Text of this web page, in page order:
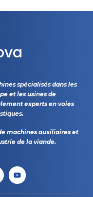
spécialisés dans les
et les usines de
experts en voies
machines auxiliaires et
de la viande.